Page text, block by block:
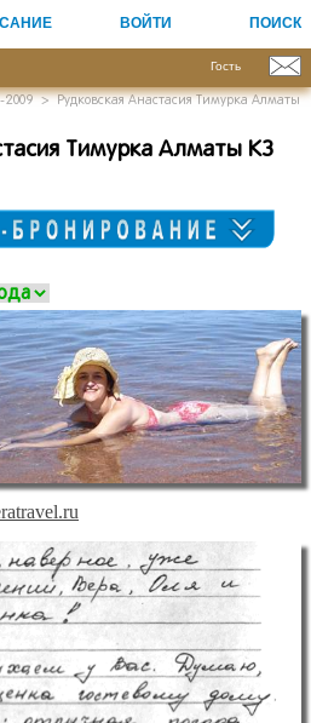
ВОЙТИ ПОИСК
Гость
>Рудковская Анастасия Тимурка Алматы
Тимурка Алматы КЗ